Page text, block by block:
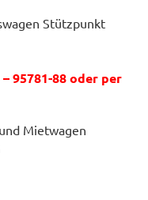
Stützpunkt
95781-88 oder per
Mietwagen